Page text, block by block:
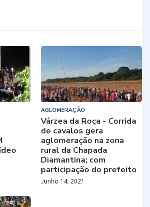
AGLOMERAÇÃO
Várzea da Roça - Corrida
de cavalos gera
aglomeração na zona
rural da Chapada
Diamantina; com
participação do prefeito
Junho 14, 2021